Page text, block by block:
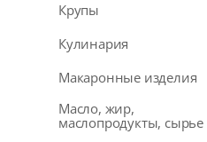
Крупы
Кулинария
Макаронные изделия
Масло, жир,
маслопродукты, сырье